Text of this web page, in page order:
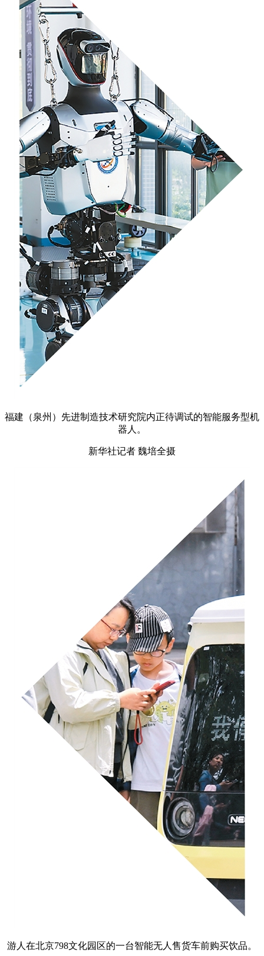
福建（泉州）先进制造技术研究院内正待调试的智能服务型机
器人。
新华社记者 魏培全摄
游人在北京798文化园区的一台智能无人售货车前购买饮品。